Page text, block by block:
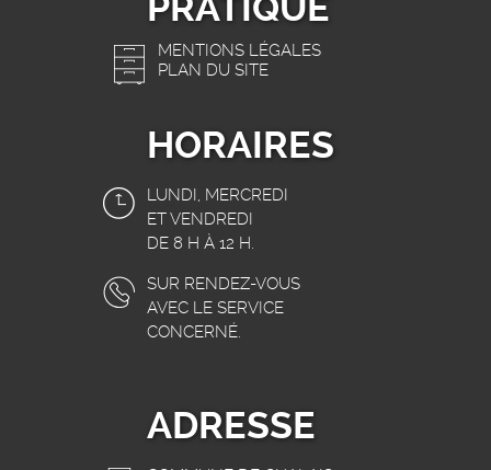
MENTIONS LÉGALES
PLAN DU SITE
HORAIRES
LUNDI, MERCREDI
ET VENDREDI
DE 8 H À 12 H.
SUR RENDEZ-VOUS
AVEC LE SERVICE
CONCERNÉ.
ADRESSE